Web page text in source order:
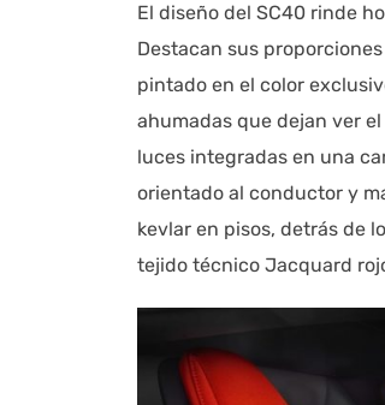
El diseño del SC40 rinde
Destacan sus
pintado en el color
ahumadas que dejan ver
luces integradas en una
orientado al conductor y
kevlar en pisos, detrás de
tejido técnico Jacquard